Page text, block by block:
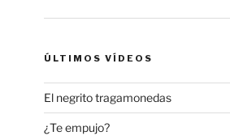
ÚLTIMOS VÍDEOS
El negrito tragamonedas
¿Te empujo?